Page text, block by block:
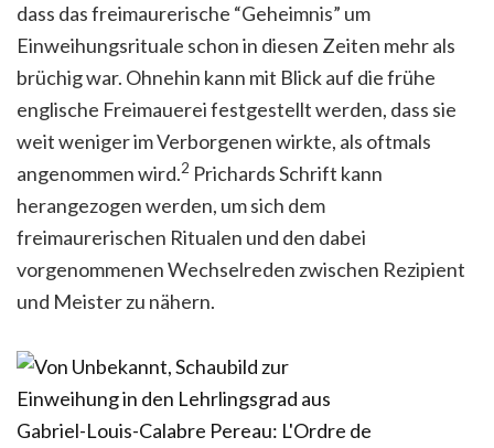
dass das freimaurerische “Geheimnis” um
Einweihungsrituale schon in diesen Zeiten mehr als
brüchig war. Ohnehin kann mit Blick auf die frühe
englische Freimauerei festgestellt werden, dass sie
weit weniger im Verborgenen wirkte, als oftmals
angenommen wird.2 Prichards Schrift kann
herangezogen werden, um sich dem
freimaurerischen Ritualen und den dabei
vorgenommenen Wechselreden zwischen Rezipient
und Meister zu nähern.